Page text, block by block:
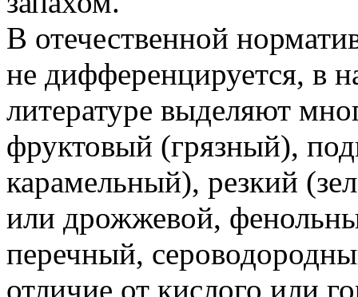
В отечественной
не дифференцируется, в
литературе выделяют
фруктовый (грязный),
карамельный), резкий
или дрожжевой,
перечный,
отличие от кислого или